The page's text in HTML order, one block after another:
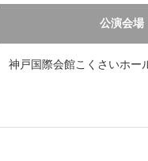
公演会場
神戸国際会館こくさいホー